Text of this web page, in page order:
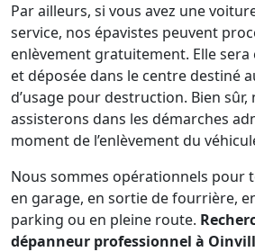
Par ailleurs, si vous avez une
service, nos épavistes peuvent
enlèvement gratuitement. Elle
et déposée dans le centre destiné
d’usage pour destruction. Bien sûr,
assisterons dans les démarches
moment de l’enlèvement du
Nous sommes opérationnels pour
en garage, en sortie de fourrière,
parking ou en pleine route.
dépanneur professionnel à